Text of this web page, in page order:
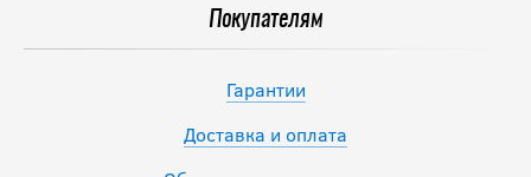
Покупателям
Гарантии
Доставка и оплата